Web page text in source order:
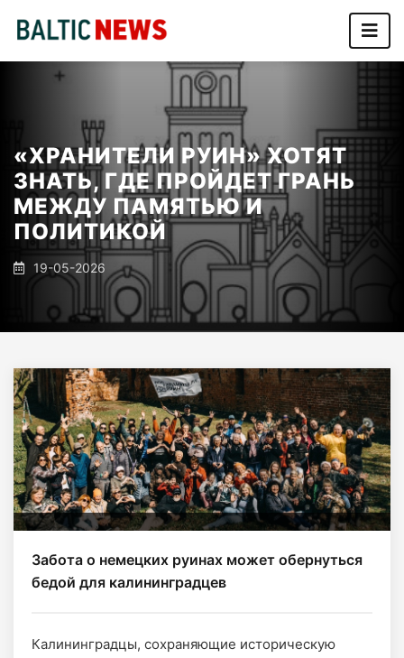
«ХРАНИТЕЛИ РУИН» ХОТЯТ
ЗНАТЬ, ГДЕ ПРОЙДЕТ ГРАНЬ
МЕЖДУ ПАМЯТЬЮ И
ПОЛИТИКОЙ
19-05-2026
Забота о немецких руинах может обернуться
бедой для калининградцев
Калининградцы, сохраняющие историческую